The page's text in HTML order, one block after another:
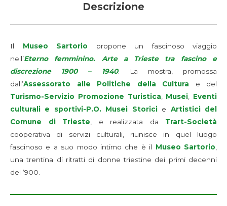
Descrizione
Il Museo Sartorio propone un fascinoso viaggio
nell’Eterno femminino. Arte a Trieste tra fascino e
discrezione 1900 – 1940. La mostra, promossa
dall’Assessorato alle Politiche della Cultura e del
Turismo-Servizio Promozione Turistica, Musei, Eventi
culturali e sportivi-P.O. Musei Storicie Artistici del
Comune di Trieste, e realizzata da Trart-Società
cooperativa di servizi culturali, riunisce in quel luogo
fascinoso e a suo modo intimo che è il Museo Sartorio,
una trentina di ritratti di donne triestine dei primi decenni
del ‘900.